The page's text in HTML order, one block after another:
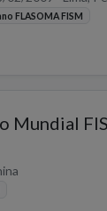
FLASOMA FISM
Mundial